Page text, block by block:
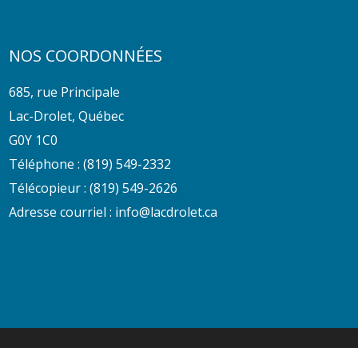
NOS COORDONNÉES
685, rue Principale
Lac-Drolet, Québec
G0Y 1C0
Téléphone :(819) 549-2332
Télécopieur : (819) 549-2626
Adresse courriel : info@lacdrolet.ca